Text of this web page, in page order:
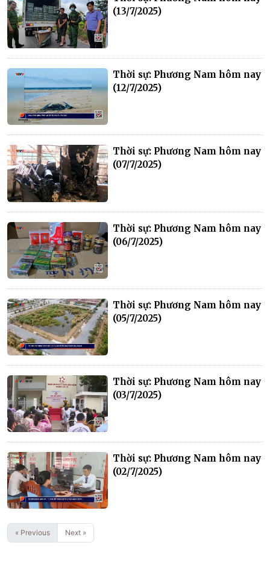
(13/7/2025)
Thời sự: Phương Nam hôm nay
(12/7/2025)
Thời sự: Phương Nam hôm nay
(07/7/2025)
Thời sự: Phương Nam hôm nay
(06/7/2025)
Thời sự: Phương Nam hôm nay
(05/7/2025)
Thời sự: Phương Nam hôm nay
(03/7/2025)
Thời sự: Phương Nam hôm nay
(02/7/2025)
« Previous Next »